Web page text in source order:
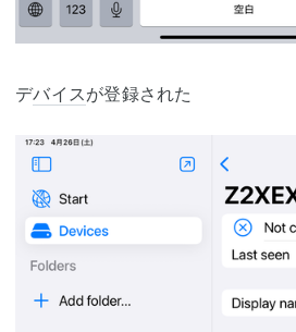
デバイス が登録された